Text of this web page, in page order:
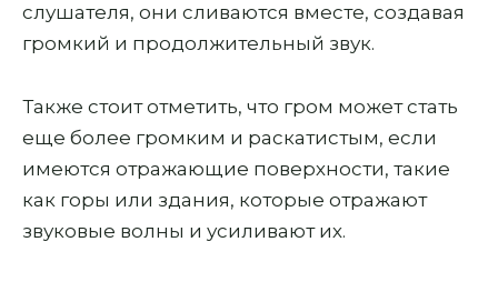
слушателя, они сливаются вместе, создавая
громкий и продолжительный звук.
Также стоит отметить, что гром может стать
еще более громким и раскатистым, если
имеются отражающие поверхности, такие
как горы или здания, которые отражают
звуковые волны и усиливают их.